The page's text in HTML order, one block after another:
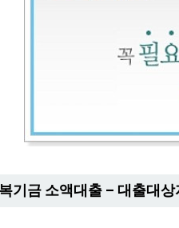
기금 소액대출 – 대출대상